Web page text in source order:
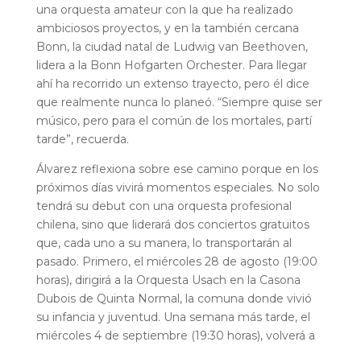
una orquesta amateur con la que ha realizado
ambiciosos proyectos, y en la también cercana
Bonn, la ciudad natal de Ludwig van Beethoven,
lidera a la Bonn Hofgarten Orchester. Para llegar
ahí ha recorrido un extenso trayecto, pero él dice
que realmente nunca lo planeó. “Siempre quise ser
músico, pero para el común de los mortales, partí
tarde”, recuerda.
Álvarez reflexiona sobre ese camino porque en los
próximos días vivirá momentos especiales. No solo
tendrá su debut con una orquesta profesional
chilena, sino que liderará dos conciertos gratuitos
que, cada uno a su manera, lo transportarán al
pasado. Primero, el miércoles 28 de agosto (19:00
horas), dirigirá a la Orquesta Usach en la Casona
Dubois de Quinta Normal, la comuna donde vivió
su infancia y juventud. Una semana más tarde, el
miércoles 4 de septiembre (19:30 horas), volverá a